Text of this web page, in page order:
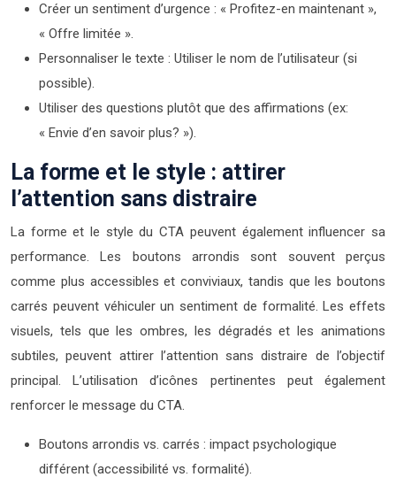
Créer un sentiment d’urgence : « Profitez-en maintenant »,
« Offre limitée ».
Personnaliser le texte : Utiliser le nom de l’utilisateur (si
possible).
Utiliser des questions plutôt que des affirmations (ex:
« Envie d’en savoir plus? »).
La forme et le style : attirer
l’attention sans distraire
La forme et le style du CTA peuvent également influencer sa
performance. Les boutons arrondis sont souvent perçus
comme plus accessibles et conviviaux, tandis que les boutons
carrés peuvent véhiculer un sentiment de formalité. Les effets
visuels, tels que les ombres, les dégradés et les animations
subtiles, peuvent attirer l’attention sans distraire de l’objectif
principal. L’utilisation d’icônes pertinentes peut également
renforcer le message du CTA.
Boutons arrondis vs. carrés : impact psychologique
différent (accessibilité vs. formalité).